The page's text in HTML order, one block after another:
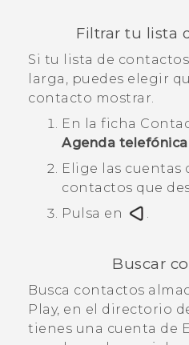
Filtrar tu lista
Si tu lista de
larga, puedes elegir
contacto mostrar.
En la ficha
Agenda telefónica
Elige las
contactos que
Pulsa en
Buscar
Busca contactos
Play, en el directorio
tienes una cuenta de